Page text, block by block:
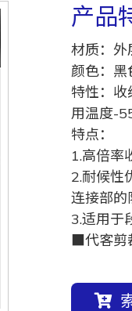
产品
材质：外
颜色：黑
特性：
用温度-
特点：
1.高倍率
2.耐候性
连接部的
3.适用于
■代客剪